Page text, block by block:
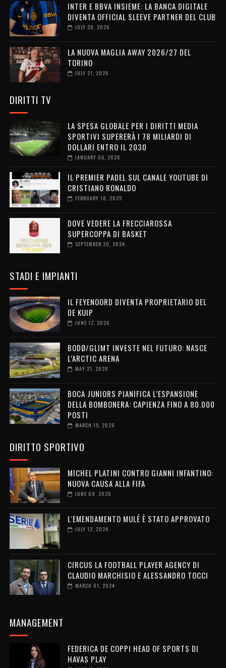
INTER E BBVA INSIEME: LA BANCA DIGITALE
DIVENTA OFFICIAL SLEEVE PARTNER DEL CLUB
JULY 28, 2026
LA NUOVA MAGLIA AWAY 2026/27 DEL
TORINO
JULY 21, 2026
DIRITTI TV
LA SPESA GLOBALE PER I DIRITTI MEDIA
SPORTIVI SUPERERÀ I 78 MILIARDI DI
DOLLARI ENTRO IL 2030
JANUARY 06, 2026
IL PREMIER PADEL SUL CANALE YOUTUBE DI
CRISTIANO RONALDO
FEBRUARY 18, 2025
DOVE VEDERE LA FRECCIAROSSA
SUPERCOPPA DI BASKET
SEPTEMBER 20, 2024
STADI E IMPIANTI
IL FEYENOORD DIVENTA PROPRIETARIO DEL
DE KUIP
JUNE 12, 2026
BODØ/GLIMT INVESTE NEL FUTURO: NASCE
L’ARCTIC ARENA
MAY 21, 2026
BOCA JUNIORS PIANIFICA L’ESPANSIONE
DELLA BOMBONERA: CAPIENZA FINO A 80.000
POSTI
MARCH 15, 2026
DIRITTO SPORTIVO
MICHEL PLATINI CONTRO GIANNI INFANTINO:
NUOVA CAUSA ALLA FIFA
JUNE 09, 2026
L'EMENDAMENTO MULÉ È STATO APPROVATO
JULY 12, 2024
CIRCUS LA FOOTBALL PLAYER AGENCY DI
CLAUDIO MARCHISIO E ALESSANDRO TOCCI
MARCH 01, 2024
MANAGEMENT
FEDERICA DE COPPI HEAD OF SPORTS DI
HAVAS PLAY